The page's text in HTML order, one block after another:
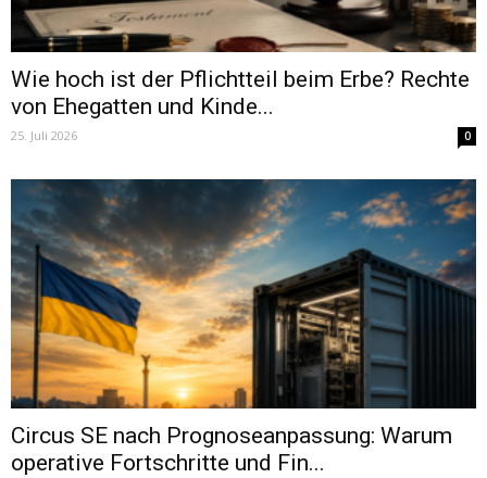
Wie hoch ist der Pflichtteil beim Erbe? Rechte
von Ehegatten und Kinde...
25. Juli 2026 0
Circus SE nach Prognoseanpassung: Warum
operative Fortschritte und Fin...